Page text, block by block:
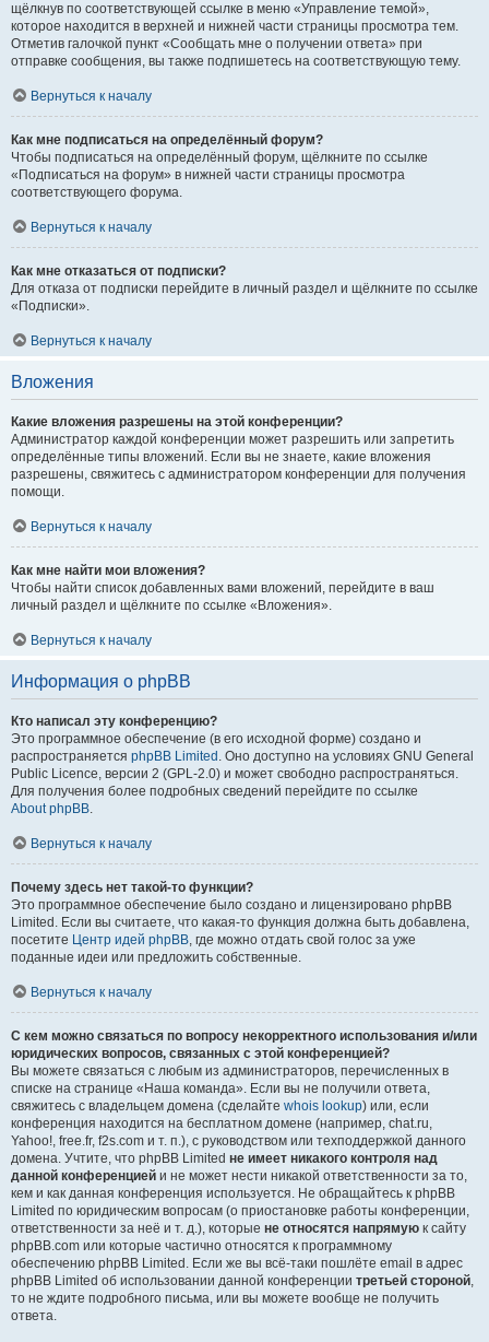
щёлкнув по соответствующей ссылке в меню «Управление темой»,
которое находится в верхней и нижней части страницы просмотра тем.
Отметив галочкой пункт «Сообщать мне о получении ответа» при
отправке сообщения, вы также подпишетесь на соответствующую тему.
Вернуться к началу
Как мне подписаться на определённый форум?
Чтобы подписаться на определённый форум, щёлкните по ссылке
«Подписаться на форум» в нижней части страницы просмотра
соответствующего форума.
Вернуться к началу
Как мне отказаться от подписки?
Для отказа от подписки перейдите в личный раздел и щёлкните по ссылке
«Подписки».
Вернуться к началу
Вложения
Какие вложения разрешены на этой конференции?
Администратор каждой конференции может разрешить или запретить
определённые типы вложений. Если вы не знаете, какие вложения
разрешены, свяжитесь с администратором конференции для получения
помощи.
Вернуться к началу
Как мне найти мои вложения?
Чтобы найти список добавленных вами вложений, перейдите в ваш
личный раздел и щёлкните по ссылке «Вложения».
Вернуться к началу
Информация о phpBB
Кто написал эту конференцию?
Это программное обеспечение (в его исходной форме) создано и
распространяется phpBB Limited . Оно доступно на условиях GNU General
Public Licence, версии 2 (GPL-2.0) и может свободно распространяться.
Для получения более подробных сведений перейдите по ссылке
About phpBB.
Вернуться к началу
Почему здесь нет такой-то функции?
Это программное обеспечение было создано и лицензировано phpBB
Limited. Если вы считаете, что какая-то функция должна быть добавлена,
посетите Центр идей phpBB, где можно отдать свой голос за уже
поданные идеи или предложить собственные.
Вернуться к началу
С кем можно связаться по вопросу некорректного использования и/или
юридических вопросов, связанных с этой конференцией?
Вы можете связаться с любым из администраторов, перечисленных в
списке на странице «Наша команда». Если вы не получили ответа,
свяжитесь с владельцем домена (сделайте whois lookup) или, если
конференция находится на бесплатном домене (например, chat.ru,
Yahoo!, free.fr, f2s.com и т. п.), с руководством или техподдержкой данного
домена. Учтите, что phpBB Limited не имеет никакого контроля над
данной конференцией и не может нести никакой ответственности за то,
кем и как данная конференция используется. Не обращайтесь к phpBB
Limited по юридическим вопросам (о приостановке работы конференции,
ответственности за неё и т. д.), которые не относятся напрямую к сайту
phpBB.com или которые частично относятся к программному
обеспечению phpBB Limited. Если же вы всё-таки пошлёте email в адрес
phpBB Limited об использовании данной конференции третьей стороной,
то не ждите подробного письма, или вы можете вообще не получить
ответа.